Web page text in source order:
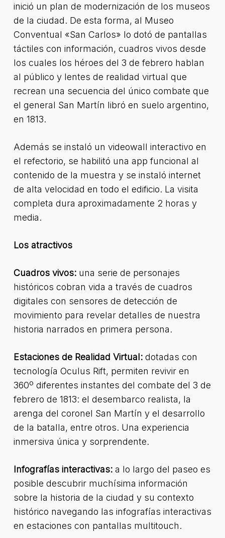
inició un plan de modernización de los museos
de la ciudad. De esta forma, al Museo
Conventual «San Carlos» lo dotó de pantallas
táctiles con información, cuadros vivos desde
los cuales los héroes del 3 de febrero hablan
al público y lentes de realidad virtual que
recrean una secuencia del único combate que
el general San Martín libró en suelo argentino,
en 1813.
Además se instaló un videowall interactivo en
el refectorio, se habilitó una app funcional al
contenido de la muestra y se instaló internet
de alta velocidad en todo el edificio. La visita
completa dura aproximadamente 2 horas y
media.
Los atractivos
Cuadros vivos:una serie de personajes
históricos cobran vida a través de cuadros
digitales con sensores de detección de
movimiento para revelar detalles de nuestra
historia narrados en primera persona.
Estaciones de Realidad Virtual:dotadas con
tecnología Oculus Rift, permiten revivir en
360º diferentes instantes del combate del 3 de
febrero de 1813: el desembarco realista, la
arenga del coronel San Martín y el desarrollo
de la batalla, entre otros. Una experiencia
inmersiva única y sorprendente.
Infografías interactivas:a lo largo del paseo es
posible descubrir muchísima información
sobre la historia de la ciudad y su contexto
histórico navegando las infografías interactivas
en estaciones con pantallas multitouch.